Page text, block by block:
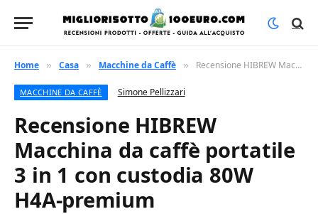
Home » Casa » Macchine da Caffè » Recensione HIBREW Macchina da caffè portatile 3 in 1 con custodia 80W H4A-premium
MACCHINE DA CAFFÈ Simone Pellizzari
Recensione HIBREW
Macchina da caffè portatile
3 in 1 con custodia 80W
H4A-premium